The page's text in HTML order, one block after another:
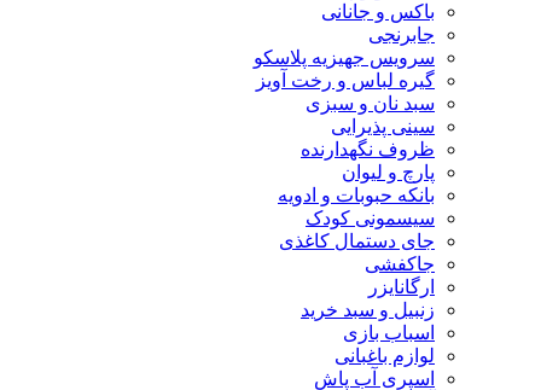
باکس و جانانی
جابرنجی
سرویس جهیزیه پلاسکو
گیره لباس و رخت آویز
سبد نان و سبزی
سینی پذیرایی
ظروف نگهدارنده
پارچ و لیوان
بانکه حبوبات و ادویه
سیسمونی کودک
جای دستمال کاغذی
جاکفشی
ارگانایزر
زنبیل و سبد خرید
اسباب بازی
لوازم باغبانی
اسپری آب پاش